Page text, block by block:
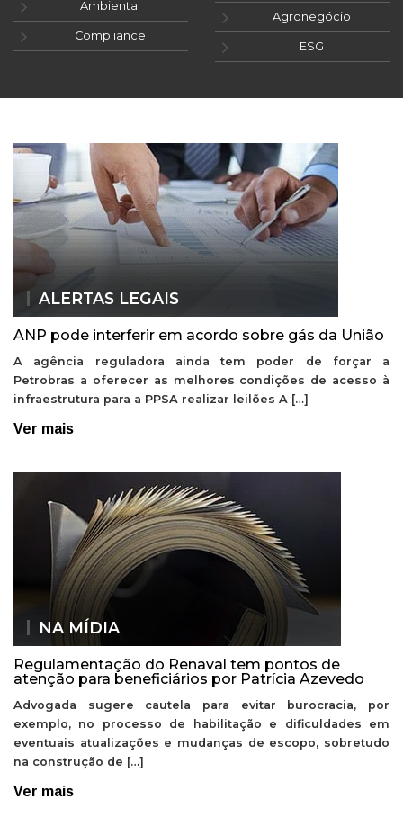
Ambiental
Compliance
Agronegócio
ESG
ALERTAS LEGAIS
ANP pode interferir em acordo sobre gás da União
A agência reguladora ainda tem poder de forçar a
Petrobras a oferecer as melhores condições de acesso à
infraestrutura para a PPSA realizar leilões A […]
Ver mais
NA MÍDIA
Regulamentação do Renaval tem pontos de
atenção para beneficiários por Patrícia Azevedo
Advogada sugere cautela para evitar burocracia, por
exemplo, no processo de habilitação e dificuldades em
eventuais atualizações e mudanças de escopo, sobretudo
na construção de […]
Ver mais